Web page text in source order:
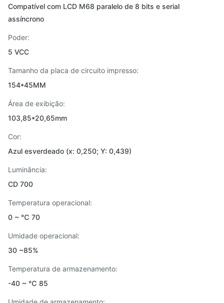
Compatível com LCD M68 paralelo de 8 bits e serial
assíncrono
Poder:
5 VCC
Tamanho da placa de circuito impresso:
154*45MM
Área de exibição:
103,85*20,65mm
Cor:
Azul esverdeado (x: 0,250; Y: 0,439)
Luminância:
CD 700
Temperatura operacional:
0 ~ ℃ 70
Umidade operacional:
30 ~85%
Temperatura de armazenamento:
-40 ~ ℃ 85